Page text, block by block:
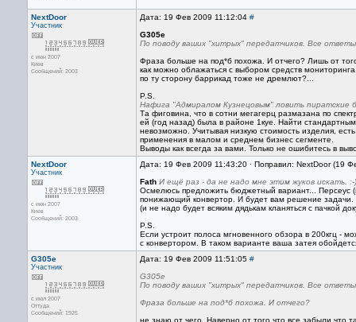
NextDoor
Участник
с июн 2007
Киев
Сообщений: 2003
Дата: 19 Фев 2009 11:12:04 #
G305e
По поводу ваших "хитрых" передатчиков. Все
Фраза больше на под*б похожа. И отчего? Лишь от
как можно облажаться с выбором средств
по ту сторону баррикад тоже не дремлют?...
P.S.
Нафига "Адмиралом Кузнецовым" ловить пиратские
Та фиговина, что в сотни мегагерц размазана по
ей (год назад) была в районе 1куе. Найти
невозможно. Учитывая низкую стоимость изделия,
применения в малом и среднем бизнес сегменте.
Выводы как всегда за вами. Только не ошибитесь в
NextDoor
Участник
с июн 2007
Киев
Сообщений: 2003
Дата: 19 Фев 2009 11:43:20 · Поправил: NextDoor (19
Fath И ещё раз - да не надо мне этим жуков искать. :-)
Осмелюсь предложить бюджетный вариант... Персеус
понижающий конвертор. И будет вам решение задачи.
(и не надо будет всяким дядькам кланяться с пачкой
P.S.
Если устроит полоса мгновенного обзора в 200кгц -
с конвертором. В таком варианте ваша затея
G305e
Участник
с июл 2007
Оттуда
Сообщений: 1925
Дата: 19 Фев 2009 11:51:05 #
G305e
По поводу ваших "хитрых" передатчиков. Все
Фраза больше на под*б похожа. И отчего?
не знаю от чего. Наверно от того что все забыли что